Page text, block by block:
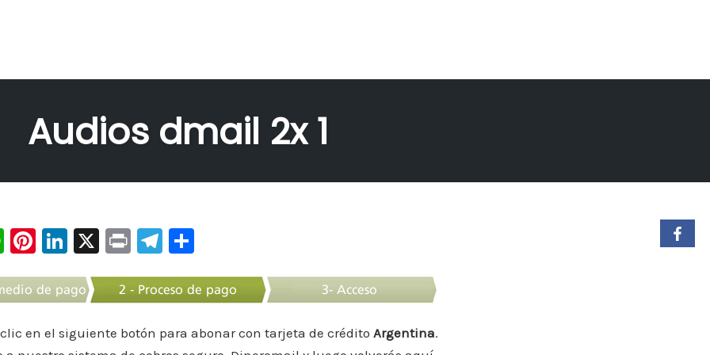
Audios dmail 2x 1
W
at
A
Pi
er
st
Li
k
dI
X
Pr
t
Te
gr
m
m
ar
en el siguiente botón para abonar con tarjeta de crédito Argentina.